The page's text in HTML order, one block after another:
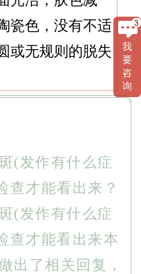
瓷色，没有不适
或无规则的脱失
(发作有什么症
查才能看出来？
(发作有什么症
查才能看出来本
出了相关回复，
我
要
咨
询